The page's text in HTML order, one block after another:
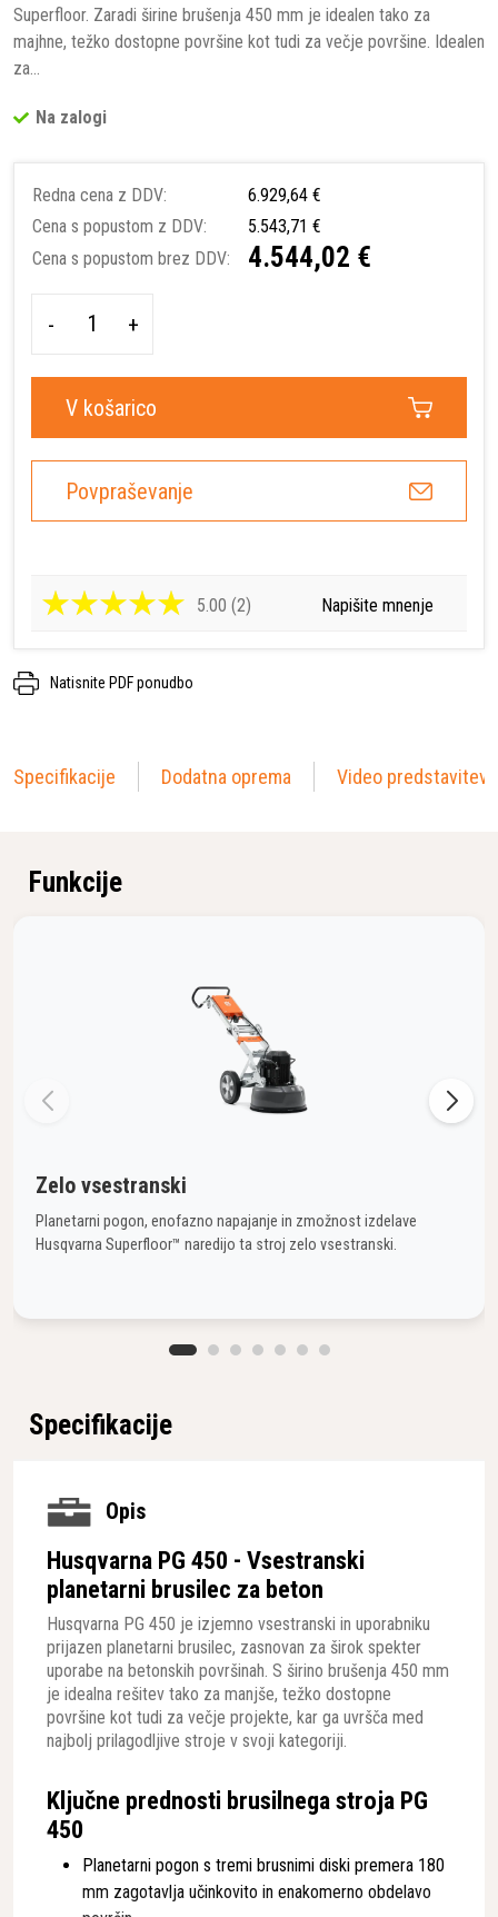
Superfloor. Zaradi širine brušenja 450 mm je idealen tako za
majhne, ​​težko dostopne površine kot tudi za večje površine. Idealen
za...
Na zalogi
Redna cena z DDV:
6.929,64 €
Cena s popustom z DDV:
5.543,71 €
Cena s popustom brez DDV:
4.544,02 €
- +
V košarico
Povpraševanje
5.00 (2) Napišite mnenje
Natisnite PDF ponudbo
Specifikacije Dodatna oprema Video predstavitev
Funkcije
Zelo vsestranski
Planetarni pogon, enofazno napajanje in zmožnost izdelave
Husqvarna Superfloor™ naredijo ta stroj zelo vsestranski.
Specifikacije
Opis
Husqvarna PG 450 - Vsestranski
planetarni brusilec za beton
Husqvarna PG 450 je izjemno vsestranski in uporabniku
prijazen planetarni brusilec, zasnovan za širok spekter
uporabe na betonskih površinah. S širino brušenja 450 mm
je idealna rešitev tako za manjše, težko dostopne
površine kot tudi za večje projekte, kar ga uvršča med
najbolj prilagodljive stroje v svoji kategoriji.
Ključne prednosti brusilnega stroja PG
450
Planetarni pogon s tremi brusnimi diski premera 180
mm zagotavlja učinkovito in enakomerno obdelavo